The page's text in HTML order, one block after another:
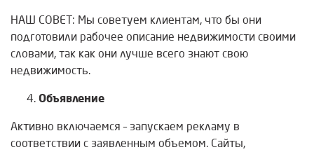
НАШ СОВЕТ: Мы советуем клиентам, что бы они
подготовили рабочее описание недвижимости своими
словами, так как они лучше всего знают свою
недвижимость.
Объявление
Активно включаемся – запускаем рекламу в
соответствии с заявленным объемом. Сайты,